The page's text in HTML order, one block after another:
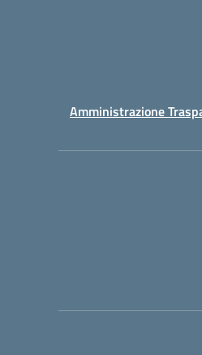
Amministrazione